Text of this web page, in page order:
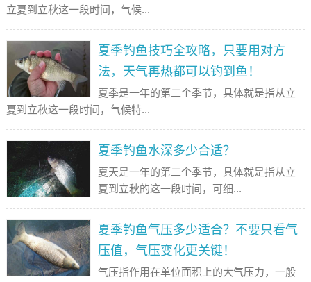
立夏到立秋这一段时间，气候...
夏季钓鱼技巧全攻略，只要用对方
法，天气再热都可以钓到鱼！
夏季是一年的第二个季节，具体就是指从立
夏到立秋这一段时间，气候特...
夏季钓鱼水深多少合适？
夏天是一年的第二个季节，具体就是指从立
夏到立秋的这一段时间，可细...
夏季钓鱼气压多少适合？不要只看气
压值，气压变化更关键！
气压指作用在单位面积上的大气压力，一般